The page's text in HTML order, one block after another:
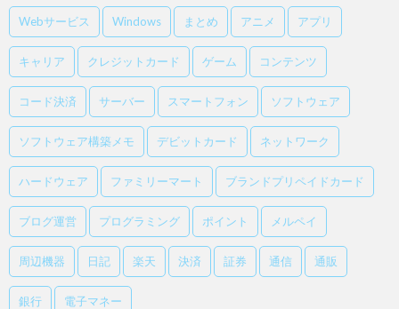
Webサービス Windows まとめ アニメ アプリ
キャリア クレジットカード ゲーム コンテンツ
コード決済 サーバー スマートフォン ソフトウェア
ソフトウェア構築メモ デビットカード ネットワーク
ハードウェア ファミリーマート ブランドプリペイドカード
ブログ運営 プログラミング ポイント メルペイ
周辺機器 日記 楽天 決済 証券 通信 通販
銀行 電子マネー